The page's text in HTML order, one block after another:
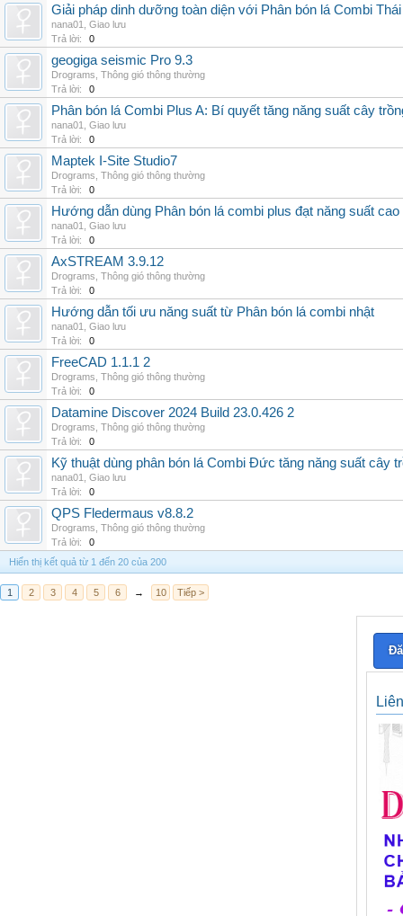
Giải pháp dinh dưỡng toàn diện với Phân bón lá Combi Thái
nana01
Giao lưu
Trả lời:
0
geogiga seismic Pro 9.3
Drograms Thông gió thông thường
Trả lời:
0
Phân bón lá Combi Plus A: Bí quyết tăng năng suất cây
nana01
Giao lưu
Trả lời:
0
Maptek I-Site Studio7
Drograms Thông gió thông thường
Trả lời:
0
Hướng dẫn dùng Phân bón lá combi plus đạt năng suất cao
nana01
Giao lưu
Trả lời:
0
AxSTREAM 3.9.12
Drograms Thông gió thông thường
Trả lời:
0
Hướng dẫn tối ưu năng suất từ Phân bón lá combi nhật
nana01
Giao lưu
Trả lời:
0
FreeCAD 1.1.1 2
Drograms Thông gió thông thường
Trả lời:
0
Datamine Discover 2024 Build 23.0.426 2
Drograms Thông gió thông thường
Trả lời:
0
Kỹ thuật dùng phân bón lá Combi Đức tăng năng suất cây
nana01
Giao lưu
Trả lời:
0
QPS Fledermaus v8.8.2
Drograms Thông gió thông thường
Trả lời:
0
Hiển thị kết quả từ 1 đến 20 của 200
1 2 3 4 5 6 → 10 Tiếp >